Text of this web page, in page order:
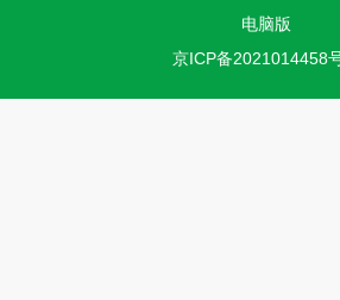
电脑版
京ICP备2021014458